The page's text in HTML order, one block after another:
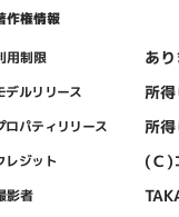
作権情報
用制限 あり
デルリリース 所
ロパティリリース 所
レジット (Ｃ)
影者